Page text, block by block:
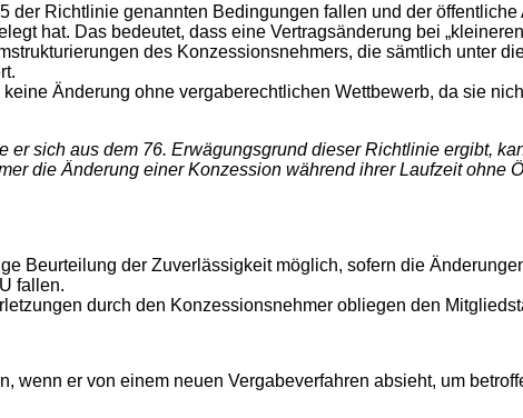
der Richtlinie genannten Bedingungen fallen und der öffentliche
hat. Das bedeutet, dass eine Vertragsänderung bei
des Konzessionsnehmers, die sämtlich unter
Änderung ohne vergaberechtlichen Wettbewerb, da sie
sich aus dem 76. Erwägungsgrund dieser Richtlinie ergibt,
die Änderung einer Konzession während ihrer Laufzeit ohne
Beurteilung der Zuverlässigkeit möglich, sofern die
fallen.
durch den Konzessionsnehmer obliegen den
wenn er von einem neuen Vergabeverfahren absieht, um